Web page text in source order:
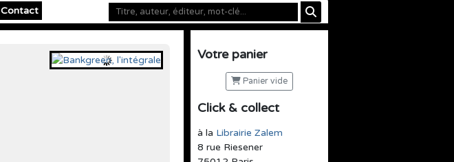
Contact
Votre panier
Panier vide
Click & collect
à la Librairie Zalem
8 rue Riesener